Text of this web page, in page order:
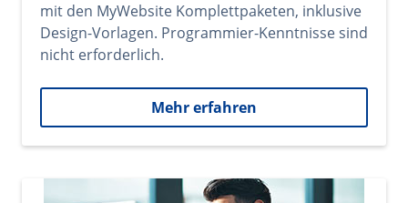
mit den MyWebsite Komplettpaketen, inklusive
Design-Vorlagen. Programmier-Kenntnisse sind
nicht erforderlich.
Mehr erfahren